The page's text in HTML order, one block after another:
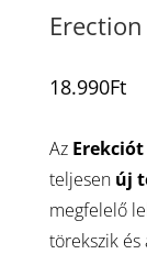
18.990Ft
Az
teljesen új
megfelelő
törekszik és